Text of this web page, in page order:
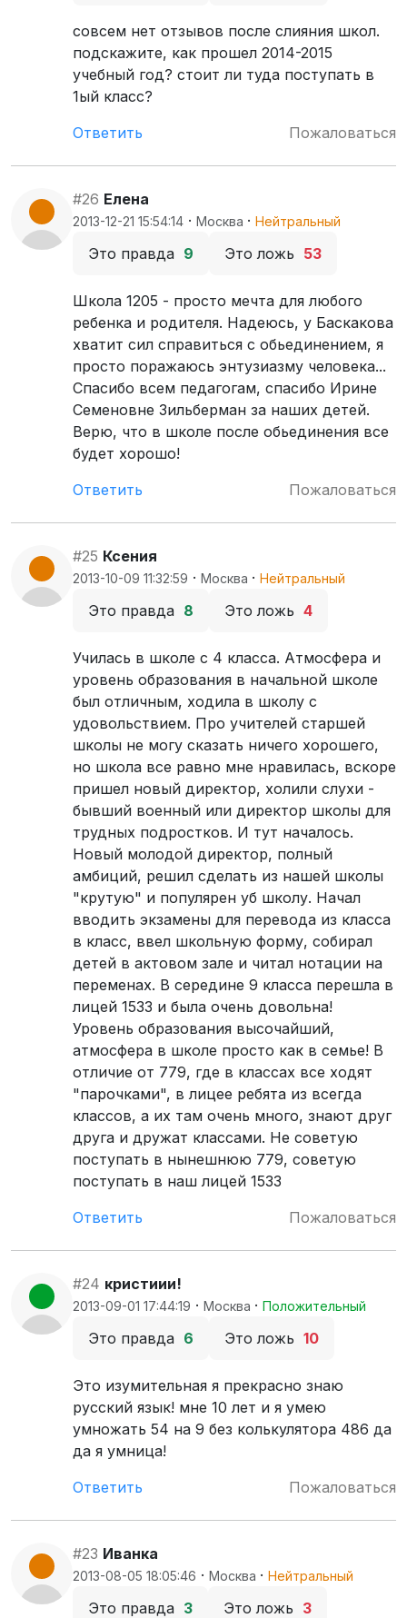
совсем нет отзывов после слияния школ.
подскажите, как прошел 2014-2015
учебный год? стоит ли туда поступать в
1ый класс?
Ответить
Пожаловаться
#26 Елена
2013-12-21 15:54:14 · Москва · Нейтральный
Это правда 9 Это ложь 53
Школа 1205 - просто мечта для любого
ребенка и родителя. Надеюсь, у Баскакова
хватит сил справиться с обьединением, я
просто поражаюсь энтузиазму человека...
Спасибо всем педагогам, спасибо Ирине
Семеновне Зильберман за наших детей.
Верю, что в школе после обьединения все
будет хорошо!
Ответить
Пожаловаться
#25 Ксения
2013-10-09 11:32:59 · Москва · Нейтральный
Это правда 8 Это ложь 4
Училась в школе с 4 класса. Атмосфера и
уровень образования в начальной школе
был отличным, ходила в школу с
удовольствием. Про учителей старшей
школы не могу сказать ничего хорошего,
но школа все равно мне нравилась, вскоре
пришел новый директор, холили слухи -
бывший военный или директор школы для
трудных подростков. И тут началось.
Новый молодой директор, полный
амбиций, решил сделать из нашей школы
"крутую" и популярен уб школу. Начал
вводить экзамены для перевода из класса
в класс, ввел школьную форму, собирал
детей в актовом зале и читал нотации на
переменах. В середине 9 класса перешла в
лицей 1533 и была очень довольна!
Уровень образования высочайший,
атмосфера в школе просто как в семье! В
отличие от 779, где в классах все ходят
"парочками", в лицее ребята из всегда
классов, а их там очень много, знают друг
друга и дружат классами. Не советую
поступать в нынешнюю 779, советую
поступать в наш лицей 1533
Ответить
Пожаловаться
#24 кристиии!
2013-09-01 17:44:19 · Москва · Положительный
Это правда 6 Это ложь 10
Это изумительная я прекрасно знаю
русский язык! мне 10 лет и я умею
умножать 54 на 9 без колькулятора 486 да
да я умница!
Ответить
Пожаловаться
#23 Иванка
2013-08-05 18:05:46 · Москва · Нейтральный
Это правда 3 Это ложь 3